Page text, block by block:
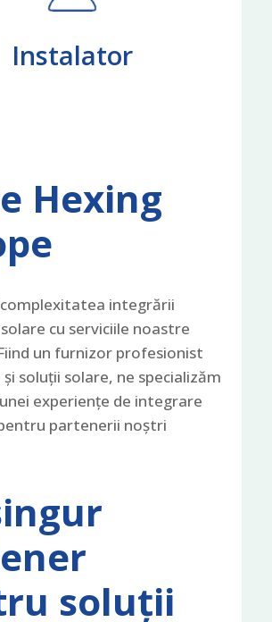
Instalator
Hexing
integrării
cu serviciile noastre
un furnizor profesionist
soluții solare, ne specializăm
experiențe de integrare
partenerii noștri
soluții